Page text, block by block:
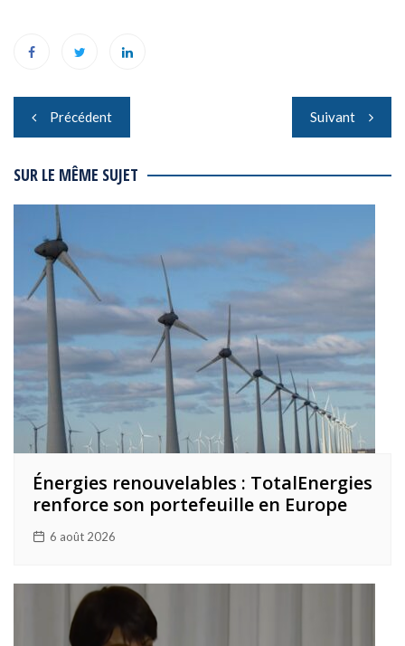
Navigation
de
l’article
Précédent Suivant
SUR LE MÊME SUJET
Énergies renouvelables : TotalEnergies
renforce son portefeuille en Europe
6 août 2026